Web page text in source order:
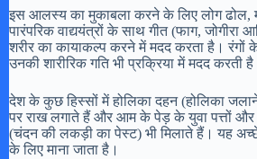
इस आलस्य का मुकाबला करने के लिए लोग ढोल,
पारंपरिक वाद्ययंत्रों के साथ गीत (फाग, जोगीरा
शरीर का कायाकल्प करने में मदद करता है।
उनकी शारीरिक गति भी प्रक्रिया में मदद करती
देश के कुछ हिस्सों में होलिका दहन (होलिका
पर राख लगाते हैं और आम के पेड़ के युवा पत्तों
(चंदन की लकड़ी का पेस्ट) भी मिलाते हैं। यह अच्छे
के लिए माना जाता है।